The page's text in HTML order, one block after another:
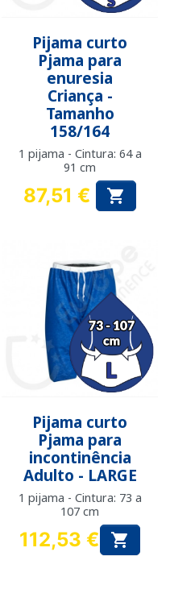
Pijama curto
Pjama para
enuresia
Criança -
Tamanho
158/164
1 pijama - Cintura: 64 a
91 cm
Preço
87,51 € 
Pijama curto
Pjama para
incontinência
Adulto - LARGE
1 pijama - Cintura: 73 a
107 cm
Preço
112,53 € 